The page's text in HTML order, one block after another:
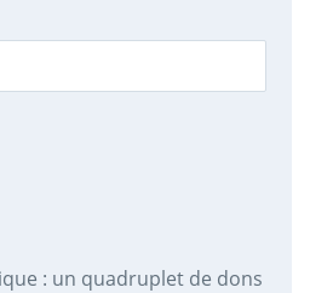
: un quadruplet de dons